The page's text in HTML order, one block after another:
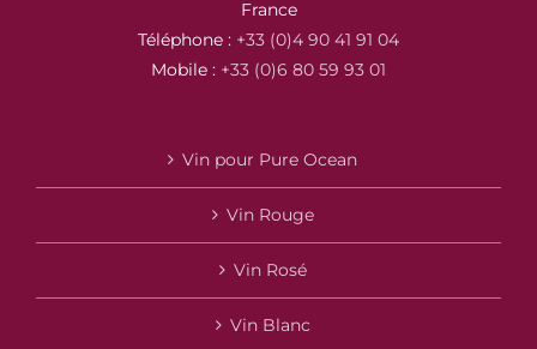
France
Téléphone : +33 (0)4 90 41 91 04
Mobile : +33 (0)6 80 59 93 01
Vin pour Pure Ocean
Vin Rouge
Vin Rosé
Vin Blanc